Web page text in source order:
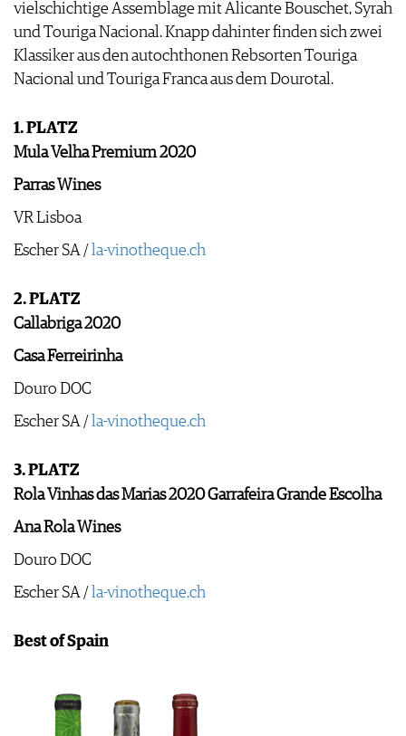
vielschichtige Assemblage mit Alicante Bouschet, Syrah
und Touriga Nacional. Knapp dahinter finden sich zwei
Klassiker aus den autochthonen Rebsorten Touriga
Nacional und Touriga Franca aus dem Dourotal.
1. PLATZ
Mula Velha Premium 2020
Parras Wines
VR Lisboa
Escher SA / la-vinotheque.ch
2. PLATZ
Callabriga 2020
Casa Ferreirinha
Douro DOC
Escher SA / la-vinotheque.ch
3. PLATZ
Rola Vinhas das Marias 2020 Garrafeira Grande Escolha
Ana Rola Wines
Douro DOC
Escher SA / la-vinotheque.ch
Best of Spain